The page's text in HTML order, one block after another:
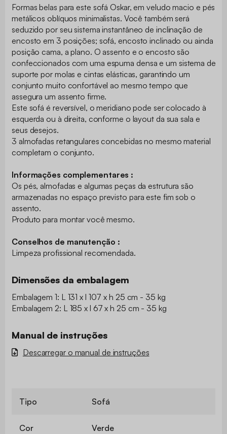
Formas belas para este sofá Oskar, em veludo macio e pés
metálicos oblíquos minimalistas. Você também será
seduzido por seu sistema instantâneo de inclinação de
encosto em 3 posições; sofá, encosto inclinado ou ainda
posição cama, a plano. O assento e o encosto são
confeccionados com uma espuma densa e um sistema de
suporte por molas e cintas elásticas, garantindo um
conjunto muito confortável ao mesmo tempo que
assegura um assento firme.
Este sofá é reversível, o meridiano pode ser colocado à
esquerda ou à direita, conforme o layout da sua sala e
seus desejos.
3 almofadas retangulares concebidas no mesmo material
completam o conjunto.
Informações complementares :
Os pés, almofadas e algumas peças da estrutura são
armazenadas no espaço previsto para este fim sob o
assento.
Produto para montar você mesmo.
Conselhos de manutenção :
Limpeza profissional recomendada.
Dimensões da embalagem
Embalagem 1: L 131 x l 107 x h 25 cm - 35 kg
Embalagem 2: L 185 x l 67 x h 25 cm - 35 kg
Manual de instruções
Descarregar o manual de instruções
Tipo Sofá
Cor Verde